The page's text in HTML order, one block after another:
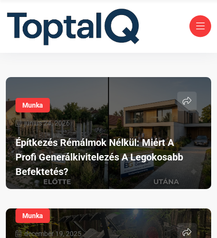
Munka
június 24, 2026
Építkezés Rémálmok Nélkül: Miért A
Profi Generálkivitelezés A Legokosabb
Befektetés?
Munka
december 19, 2025